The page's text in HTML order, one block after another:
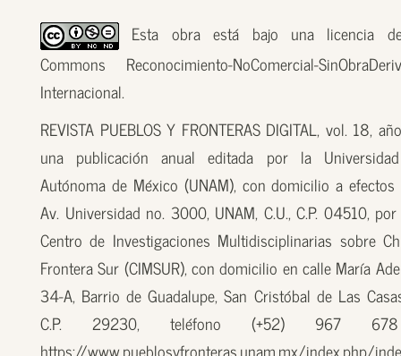
Esta obra está bajo una licencia
Commons Reconocimiento-NoComercial-
Internacional.
REVISTA PUEBLOS Y FRONTERAS DIGITAL, vol. 18,
una publicación anual editada por la
Autónoma de México (UNAM), con domicilio a
Av. Universidad no. 3000, UNAM, C.U., C.P. 04510,
Centro de Investigaciones Multidisciplinarias sobre
Frontera Sur (CIMSUR), con domicilio en calle María
34-A, Barrio de Guadalupe, San Cristóbal de Las
C.P. 29230, teléfono (+52) 967
https://www.pueblosyfronteras.unam.mx/index.php/